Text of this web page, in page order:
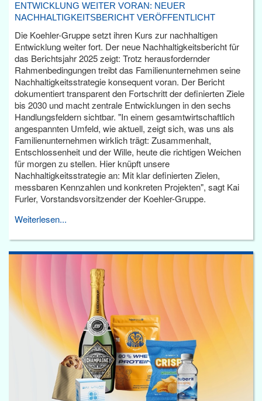
ENTWICKLUNG WEITER VORAN: NEUER
NACHHALTIGKEITSBERICHT VERÖFFENTLICHT
Die Koehler-Gruppe setzt ihren Kurs zur nachhaltigen
Entwicklung weiter fort. Der neue Nachhaltigkeitsbericht für
das Berichtsjahr 2025 zeigt: Trotz herausfordernder
Rahmenbedingungen treibt das Familienunternehmen seine
Nachhaltigkeitsstrategie konsequent voran. Der Bericht
dokumentiert transparent den Fortschritt der definierten Ziele
bis 2030 und macht zentrale Entwicklungen in den sechs
Handlungsfeldern sichtbar. "In einem gesamtwirtschaftlich
angespannten Umfeld, wie aktuell, zeigt sich, was uns als
Familienunternehmen wirklich trägt: Zusammenhalt,
Entschlossenheit und der Wille, heute die richtigen Weichen
für morgen zu stellen. Hier knüpft unsere
Nachhaltigkeitsstrategie an: Mit klar definierten Zielen,
messbaren Kennzahlen und konkreten Projekten", sagt Kai
Furler, Vorstandsvorsitzender der Koehler-Gruppe.
Weiterlesen...